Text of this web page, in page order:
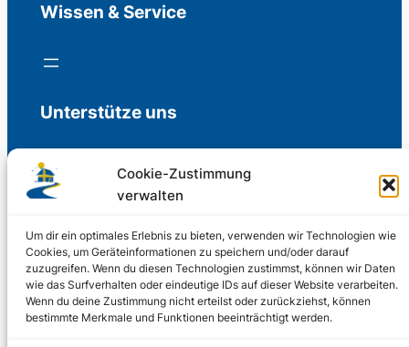
Cookie-Zustimmung
verwalten
Um dir ein optimales Erlebnis zu bieten, verwenden wir Technologien wie
Cookies, um Geräteinformationen zu speichern und/oder darauf
zuzugreifen. Wenn du diesen Technologien zustimmst, können wir Daten
wie das Surfverhalten oder eindeutige IDs auf dieser Website verarbeiten.
Wenn du deine Zustimmung nicht erteilst oder zurückziehst, können
bestimmte Merkmale und Funktionen beeinträchtigt werden.
Wissen & Service
Unterstütze uns
Freiwillige Spenden für die Aufrechterhaltung
Support us